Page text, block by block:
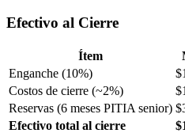
Efectivo al Cierre
Ítem
Enganche (10%)
Costos de cierre (~2%)
Reservas (6 meses PITIA senior)
Efectivo total al cierre